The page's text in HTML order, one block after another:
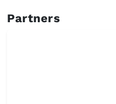
Partners